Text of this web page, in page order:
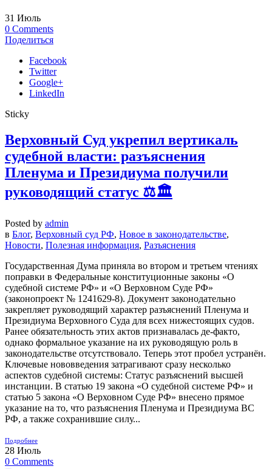
31 Июль
0 Comments
Поделиться
Facebook
Twitter
Google+
LinkedIn
Sticky
Верховный Суд укрепил вертикаль
судебной власти: разъяснения
Пленума и Президиума получили
руководящий статус ⚖️🏛️
Posted by admin
в Блог, Верховный суд РФ, Новое в законодательстве,
Новости, Полезная информация, Разъяснения
Государственная Дума приняла во втором и третьем чтениях
поправки в Федеральные конституционные законы «О
судебной системе РФ» и «О Верховном Суде РФ»
(законопроект № 1241629-8). Документ законодательно
закрепляет руководящий характер разъяснений Пленума и
Президиума Верховного Суда для всех нижестоящих судов.
Ранее обязательность этих актов признавалась де-факто,
однако формальное указание на их руководящую роль в
законодательстве отсутствовало. Теперь этот пробел устранён.
Ключевые нововведения затрагивают сразу несколько
аспектов судебной системы: Статус разъяснений высшей
инстанции. В статью 19 закона «О судебной системе РФ» и
статью 5 закона «О Верховном Суде РФ» внесено прямое
указание на то, что разъяснения Пленума и Президиума ВС
РФ, а также сохранившие силу...
Подробнее
28 Июль
0 Comments